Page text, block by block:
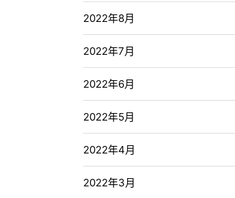
2022年8月
2022年7月
2022年6月
2022年5月
2022年4月
2022年3月